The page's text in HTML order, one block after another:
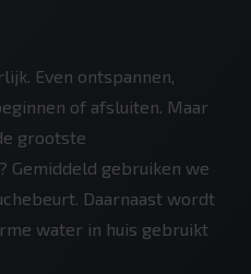
Even ontspannen,
of afsluiten. Maar
grootste
Gemiddeld gebruiken we
Daarnaast wordt
water in huis gebruikt